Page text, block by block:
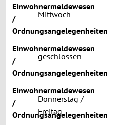
Einwohnermeldewesen
/
Ordnungsangelegenheiten
Mittwoch
Einwohnermeldewesen
/
Ordnungsangelegenheiten
geschlossen
Einwohnermeldewesen
/
Ordnungsangelegenheiten
Donnerstag /
Freitag